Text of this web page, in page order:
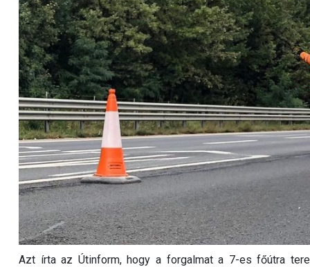
Azt írta az Útinform, hogy a forgalmat a 7-es főútra